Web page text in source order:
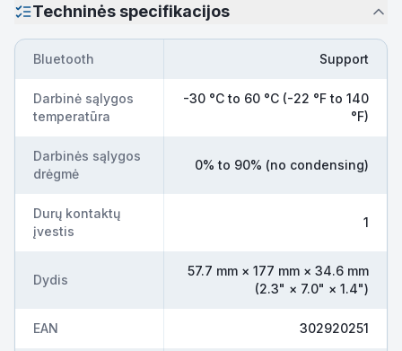
Techninės specifikacijos
Bluetooth Support
Darbinė sąlygos
temperatūra
-30 °C to 60 °C (-22 °F to 140
°F)
Darbinės sąlygos
drėgmė
0% to 90% (no condensing)
Durų kontaktų
įvestis
1
Dydis
57.7 mm × 177 mm × 34.6 mm
(2.3" × 7.0" × 1.4")
EAN 302920251